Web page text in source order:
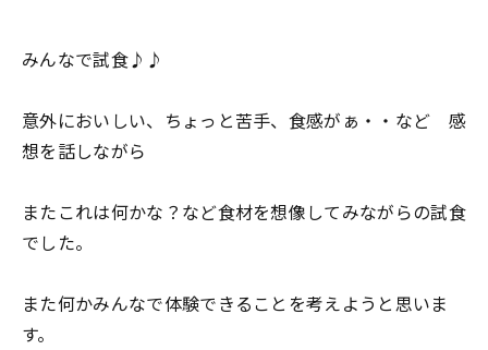
みんなで試食♪♪
意外においしい、ちょっと苦手、食感がぁ・・など 感
想を話しながら
またこれは何かな？など食材を想像してみながらの試食
でした。
また何かみんなで体験できることを考えようと思いま
す。